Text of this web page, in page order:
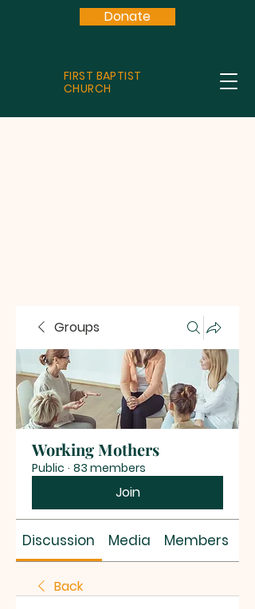
Donate
FIRST BAPTIST
CHURCH
Groups
Working Mothers
Public · 83 members
Join
Discussion Media Members
Back